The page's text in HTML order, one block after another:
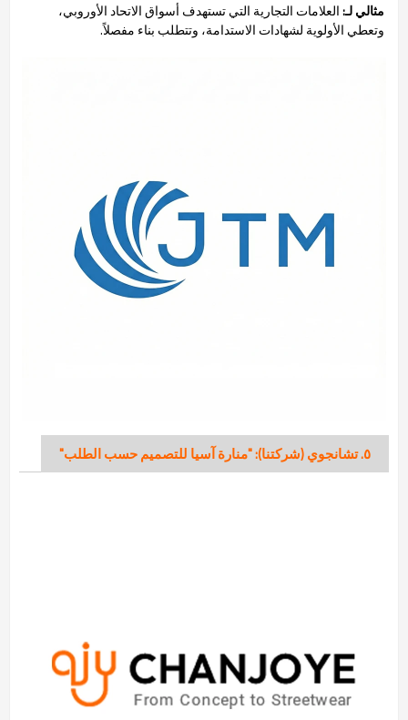
مثالي لـ:العلامات التجارية التي تستهدف أسواق الاتحاد الأوروبي،
وتعطي الأولوية لشهادات الاستدامة، وتتطلب بناء مفصلاً.
٥. تشانجوي (شركتنا): "منارة آسيا للتصميم حسب الطلب"